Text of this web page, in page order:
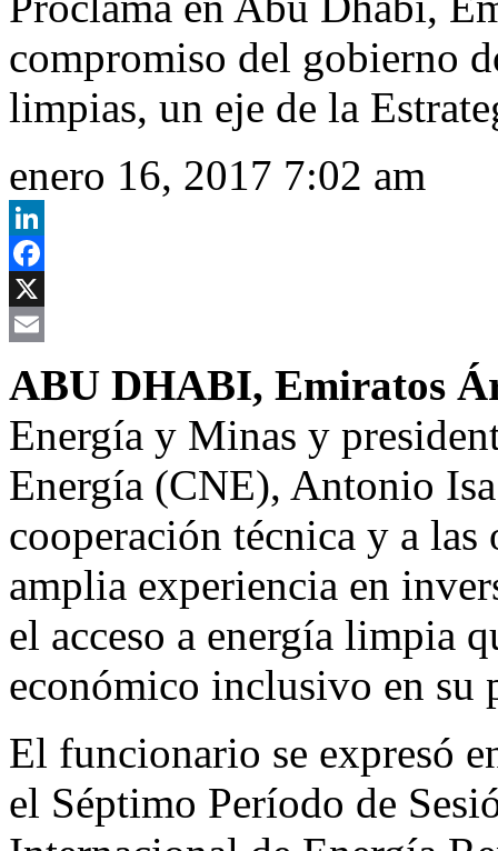
compromiso del gobierno
limpias, un eje de la
enero 16, 2017 7:02 am
LinkedIn
Facebook
X
ABU DHABI, Emiratos
Energía y Minas y
Energía (CNE), Antonio
cooperación técnica y a las
amplia experiencia en
el acceso a energía limpia
económico inclusivo en su
El funcionario se expresó
el Séptimo Período de